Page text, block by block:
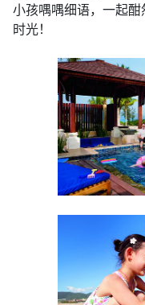
小孩喁喁细语，一起
时光！